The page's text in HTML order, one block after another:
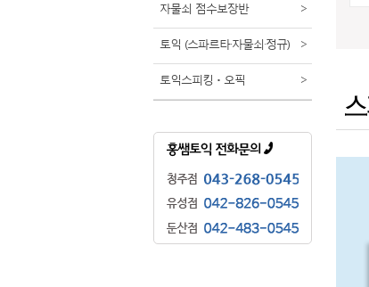
자물쇠 점수보장반 >
토익 (스파르타·자물쇠·정규) >
토익스피킹ㆍ오픽 >